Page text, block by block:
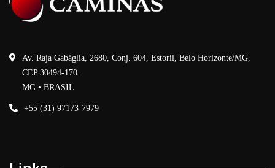
Av. Raja Gabáglia, 2680, Conj. 604, Estoril, Belo Horizonte/MG,
CEP 30494-170.
MG • BRASIL
+55 (31) 97173-7979